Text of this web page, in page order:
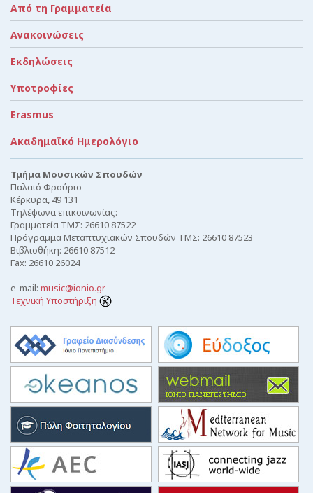
Από τη Γραμματεία
Ανακοινώσεις
Εκδηλώσεις
Υποτροφίες
Erasmus
Ακαδημαϊκό Ημερολόγιο
Τμήμα Μουσικών Σπουδών
Παλαιό Φρούριο
Κέρκυρα, 49 131
Τηλέφωνα επικοινωνίας:
Γραμματεία ΤΜΣ: 26610 87522
Πρόγραμμα Μεταπτυχιακών Σπουδών ΤΜΣ: 26610 87523
Βιβλιοθήκη: 26610 87512
Fax: 26610 26024
e-mail: music@ionio.gr
Τεχνική Υποστήριξη